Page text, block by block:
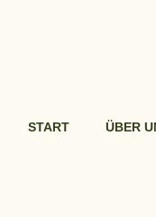
START ÜBER